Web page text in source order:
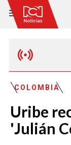
COLOMBIA
Uribe
'Julián